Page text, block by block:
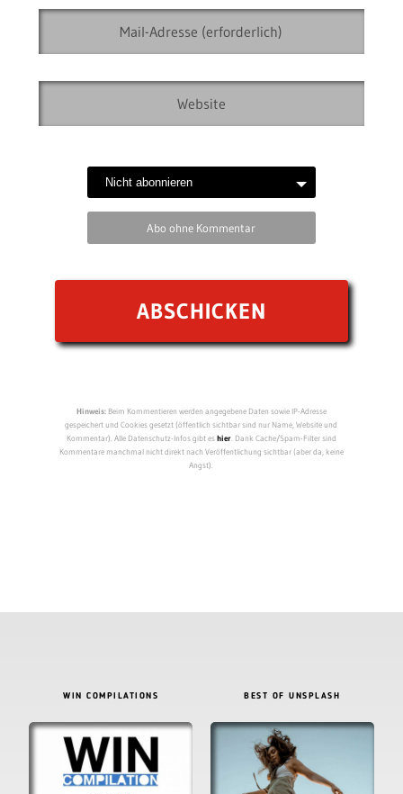
Abo ohne Kommentar
Hinweis:Beim Kommentieren werden angegebene Daten sowie IP-Adresse
gespeichert und Cookies gesetzt (öffentlich sichtbar sind nur Name, Website und
Kommentar). Alle Datenschutz-Infos gibt eshier. Dank Cache/Spam-Filter sind
Kommentare manchmal nicht direkt nach Veröffentlichung sichtbar (aber da, keine
Angst).
WIN COMPILATIONS BEST OF UNSPLASH